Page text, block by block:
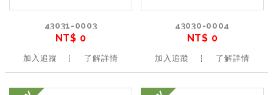
43031-0003
NT$ 0
加入追蹤 了解詳情
43030-0004
NT$ 0
加入追蹤 了解詳情